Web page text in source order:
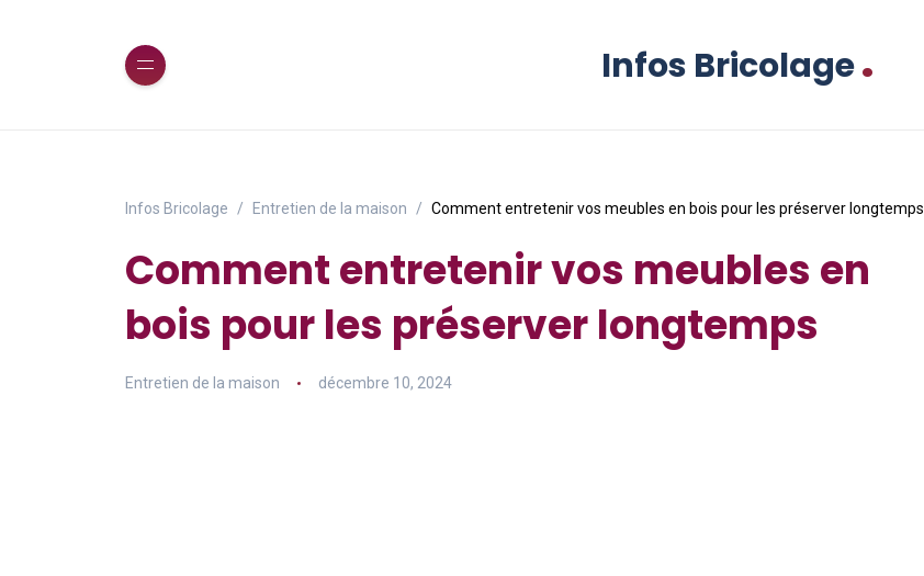
Infos Bricolage.
Infos Bricolage Entretien de la maison Comment entretenir vos meubles en bois pour les préserver longtemps
Comment entretenir vos meubles en
bois pour les préserver longtemps
Entretien de la maison décembre 10, 2024